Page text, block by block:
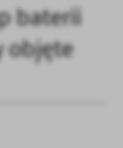
baterii
objęte